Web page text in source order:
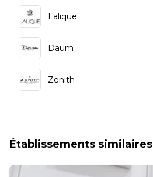
Lalique
Daum
Zenith
Établissements similaires